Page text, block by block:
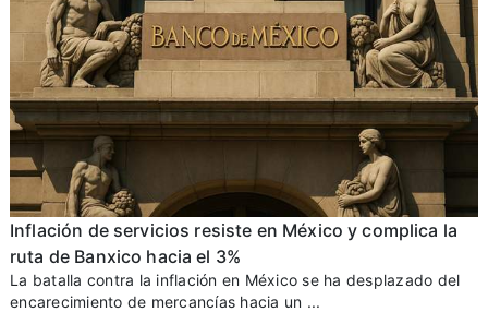
Inflación de servicios resiste en México y complica la
ruta de Banxico hacia el 3%
La batalla contra la inflación en México se ha desplazado del
encarecimiento de mercancías hacia un ...